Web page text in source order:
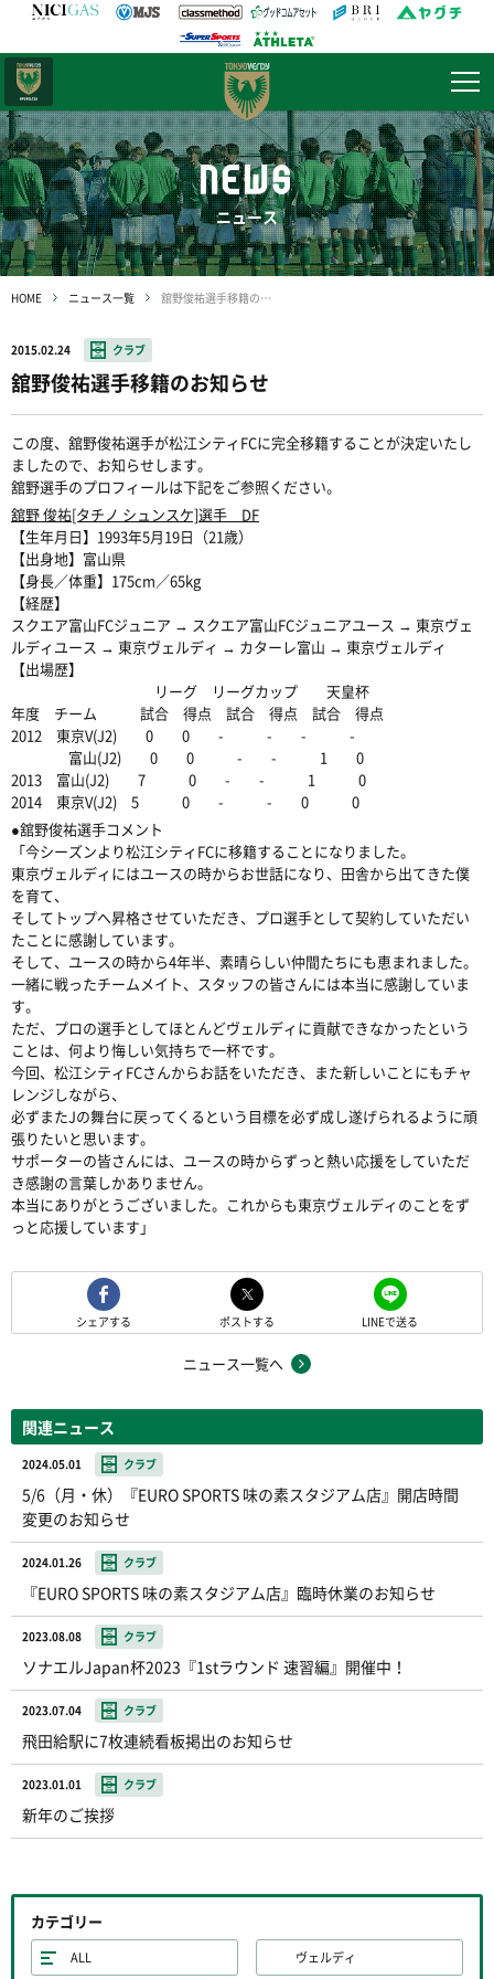
NEWS
ニュース
HOME ニュース一覧 舘野俊祐選手移籍のお知らせ
2015.02.24 クラブ
舘野俊祐選手移籍のお知らせ
この度、舘野俊祐選手が松江シティFCに完全移籍することが決定いたし
ましたので、お知らせします。
舘野選手のプロフィールは下記をご参照ください。
舘野 俊祐[タチノ シュンスケ]選手 DF
【生年月日】1993年5月19日（21歳）
【出身地】富山県
【身長／体重】175cm／65kg
【経歴】
スクエア富山FCジュニア → スクエア富山FCジュニアユース → 東京ヴェ
ルディユース → 東京ヴェルディ → カターレ富山 → 東京ヴェルディ
【出場歴】
リーグ リーグカップ 天皇杯
年度 チーム 試合 得点 試合 得点 試合 得点
2012 東京V(J2) 0 0 - - - -
富山(J2) 0 0 - - 1 0
2013 富山(J2) 7 0 - - 1 0
2014 東京V(J2) 5 0 - - 0 0
●舘野俊祐選手コメント
「今シーズンより松江シティFCに移籍することになりました。
東京ヴェルディにはユースの時からお世話になり、田舎から出てきた僕
を育て、
そしてトップへ昇格させていただき、プロ選手として契約していただい
たことに感謝しています。
そして、ユースの時から4年半、素晴らしい仲間たちにも恵まれました。
一緒に戦ったチームメイト、スタッフの皆さんには本当に感謝していま
す。
ただ、プロの選手としてほとんどヴェルディに貢献できなかったという
ことは、何より悔しい気持ちで一杯です。
今回、松江シティFCさんからお話をいただき、また新しいことにもチャ
レンジしながら、
必ずまたJの舞台に戻ってくるという目標を必ず成し遂げられるように頑
張りたいと思います。
サポーターの皆さんには、ユースの時からずっと熱い応援をしていただ
き感謝の言葉しかありません。
本当にありがとうございました。これからも東京ヴェルディのことをず
っと応援しています」
シェアする ポストする LINEで送る
ニュース一覧へ
関連ニュース
2024.05.01 クラブ
5/6（月・休）『EURO SPORTS 味の素スタジアム店』開店時間
変更のお知らせ
2024.01.26 クラブ
『EURO SPORTS 味の素スタジアム店』臨時休業のお知らせ
2023.08.08 クラブ
ソナエルJapan杯2023『1stラウンド 速習編』開催中！
2023.07.04 クラブ
飛田給駅に7枚連続看板掲出のお知らせ
2023.01.01 クラブ
新年のご挨拶
カテゴリー
ALL ヴェルディ